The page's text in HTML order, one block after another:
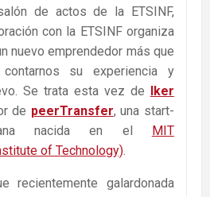
de actos de la ETSINF,
con la ETSINF organiza
nuevo emprendedor más que
contarnos su experiencia y
Se trata esta vez de Iker
de peerTransfer, una start-
nacida en el MIT
of Technology).
recientemente galardonada